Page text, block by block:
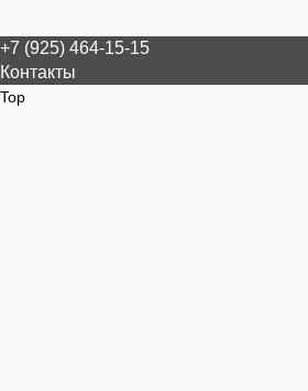
+7 (925) 464-15-15
Контакты
Top